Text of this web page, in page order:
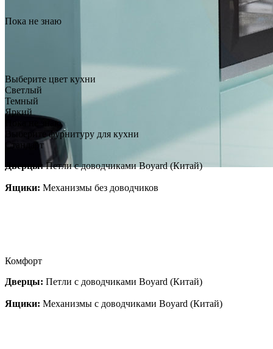
Пока не знаю
Выберите цвет кухни
Светлый
Темный
Яркий
Пока не знаю
Выберите фурнитуру для кухни
Стандарт
Дверцы:Петли с доводчиками Boyard (Китай)
Ящики: Механизмы без доводчиков
Комфорт
Дверцы: Петли с доводчиками Boyard (Китай)
Ящики: Механизмы с доводчиками Boyard (Китай)